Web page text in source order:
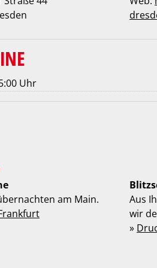
Uhr
am Main.
Aus
wir
»